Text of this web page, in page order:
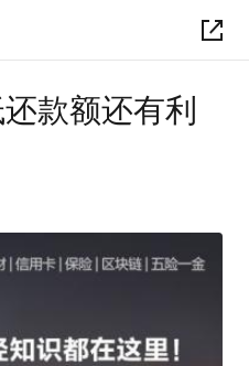
款额还有利